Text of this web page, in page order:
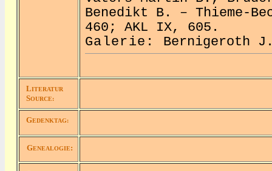
Benedikt B. – Thieme-
460; AKL IX, 605.
Galerie: Bernigeroth
LITERATUR
SOURCE:
GEDENKTAG:
GENEALOGIE: